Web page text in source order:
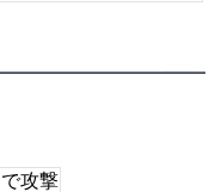
攻撃